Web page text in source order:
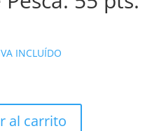
INCLUÍDO
al carrito